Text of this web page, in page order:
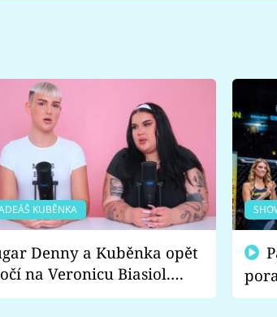
KUBĚNKA
Denny a Kuběnka opět
na Veronicu Biasiol.
je podle nich falešná a